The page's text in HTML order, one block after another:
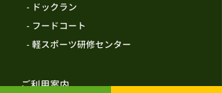
​ - ドックラン
​ - フードコート
​ - 軽スポーツ研修センター
ご利用案内